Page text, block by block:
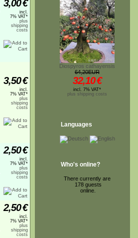
3,00€
incl.
7% VAT*
plus
shipping
costs
3,50€
incl.
7% VAT*
plus
shipping
costs
2,50€
incl.
7% VAT*
plus
shipping
costs
2,50€
incl.
7% VAT*
plus
shipping
costs
Diospyros cathayensis
64,20EUR
32,10€
incl. 7% VAT*
plus shipping costs
Languages
Who's online?
There currently are
178 guests
online.